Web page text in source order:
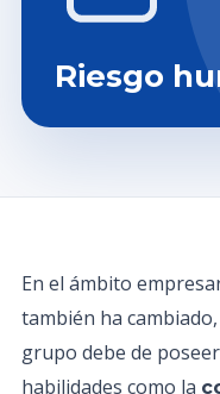
Riesgo
En el ámbito
también ha
grupo debe de
habilidades como la